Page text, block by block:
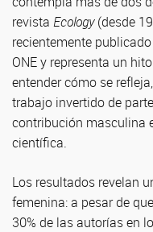
revista Ecology(desde
recientemente
ONE y representa un
entender cómo se
trabajo invertido de
contribución masculina
científica.
Los resultados revelan
femenina: a pesar de
30% de las autorías en